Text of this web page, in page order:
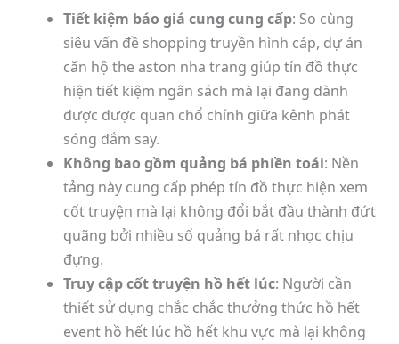
Tiết kiệm báo giá cung cung cấp: So cùng
siêu vấn đề shopping truyền hình cáp, dự án
căn hộ the aston nha trang giúp tín đồ thực
hiện tiết kiệm ngân sách mà lại đang dành
được được quan chổ chính giữa kênh phát
sóng đắm say.
Không bao gồm quảng bá phiền toái: Nền
tảng này cung cấp phép tín đồ thực hiện xem
cốt truyện mà lại không đổi bắt đầu thành đứt
quãng bởi nhiều số quảng bá rất nhọc chịu
đựng.
Truy cập cốt truyện hồ hết lúc: Người cần
thiết sử dụng chắc chắc thưởng thức hồ hết
event hồ hết lúc hồ hết khu vực mà lại không